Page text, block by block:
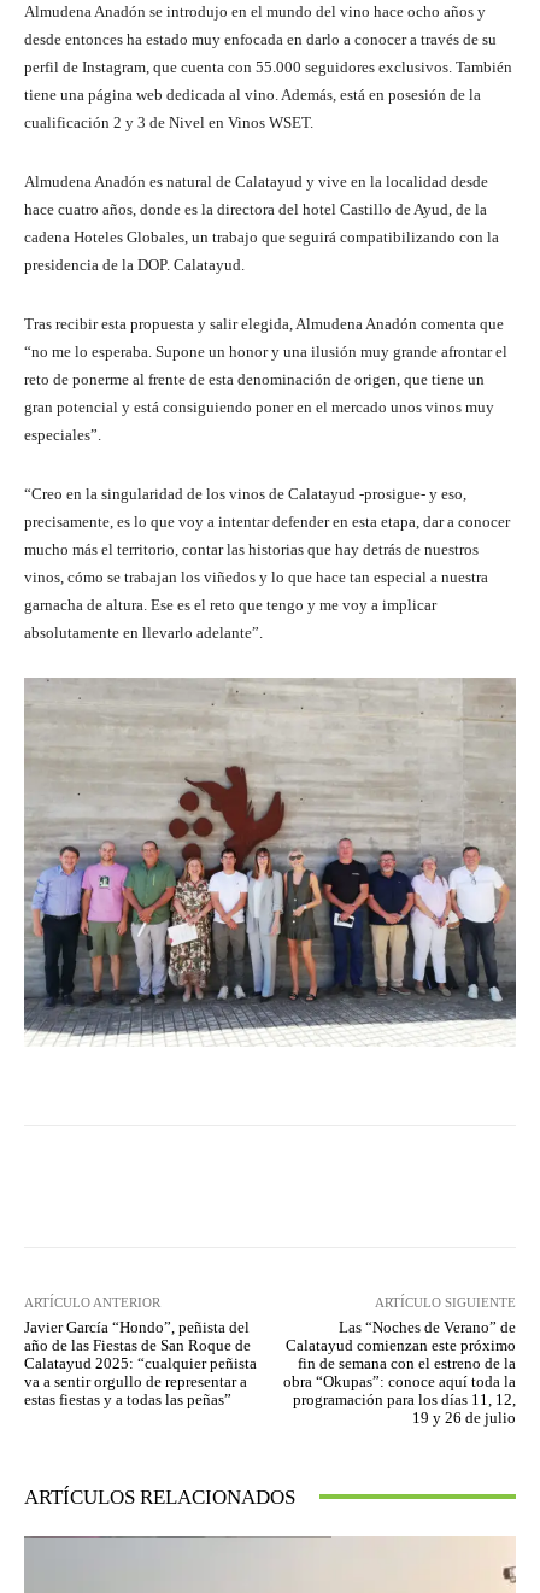
Almudena Anadón se introdujo en el mundo del vino hace ocho años y
desde entonces ha estado muy enfocada en darlo a conocer a través de su
perfil de Instagram, que cuenta con 55.000 seguidores exclusivos. También
tiene una página web dedicada al vino. Además, está en posesión de la
cualificación 2 y 3 de Nivel en Vinos WSET.
Almudena Anadón es natural de Calatayud y vive en la localidad desde
hace cuatro años, donde es la directora del hotel Castillo de Ayud, de la
cadena Hoteles Globales, un trabajo que seguirá compatibilizando con la
presidencia de la DOP. Calatayud.
Tras recibir esta propuesta y salir elegida, Almudena Anadón comenta que
“no me lo esperaba. Supone un honor y una ilusión muy grande afrontar el
reto de ponerme al frente de esta denominación de origen, que tiene un
gran potencial y está consiguiendo poner en el mercado unos vinos muy
especiales”.
“Creo en la singularidad de los vinos de Calatayud -prosigue- y eso,
precisamente, es lo que voy a intentar defender en esta etapa, dar a conocer
mucho más el territorio, contar las historias que hay detrás de nuestros
vinos, cómo se trabajan los viñedos y lo que hace tan especial a nuestra
garnacha de altura. Ese es el reto que tengo y me voy a implicar
absolutamente en llevarlo adelante”.
ARTÍCULO ANTERIOR
Javier García “Hondo”, peñista del
año de las Fiestas de San Roque de
Calatayud 2025: “cualquier peñista
va a sentir orgullo de representar a
estas fiestas y a todas las peñas”
ARTÍCULO SIGUIENTE
Las “Noches de Verano” de
Calatayud comienzan este próximo
fin de semana con el estreno de la
obra “Okupas”: conoce aquí toda la
programación para los días 11, 12,
19 y 26 de julio
ARTÍCULOS RELACIONADOS